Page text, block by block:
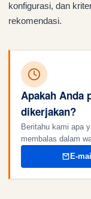
konfigurasi, dan
rekomendasi.
Apakah Anda
dikerjakan?
Beritahu kami apa
membalas dalam
E-mail